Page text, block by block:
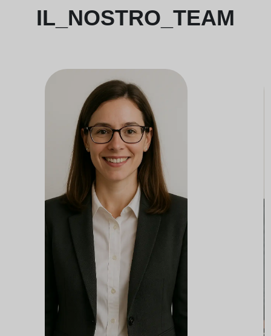
IL_NOSTRO_TEAM